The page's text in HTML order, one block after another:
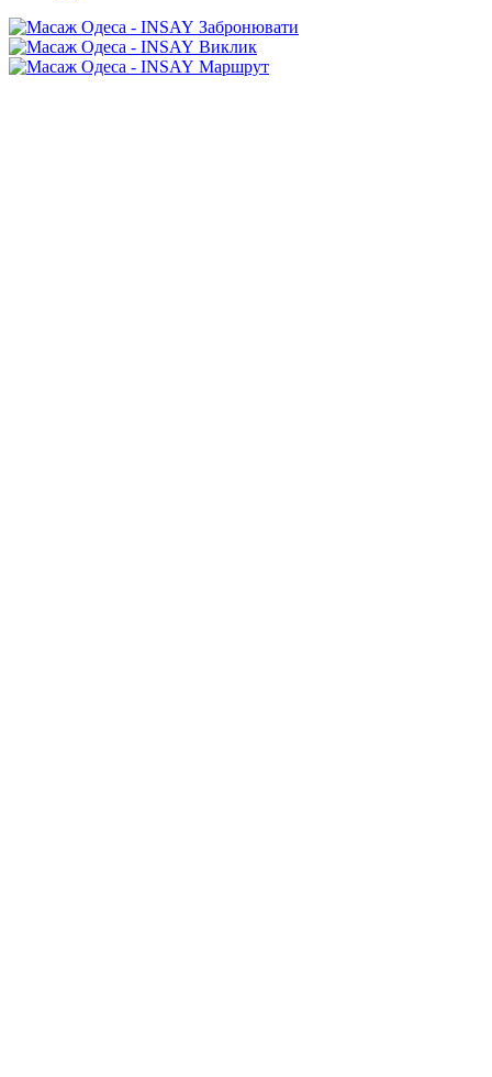
Забронювати
Виклик
Маршрут